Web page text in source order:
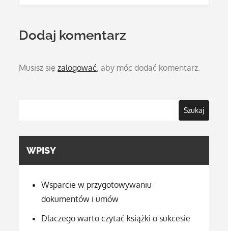
Dodaj komentarz
Musisz sięzalogować, aby móc dodać komentarz.
Szukaj
WPISY
Wsparcie w przygotowywaniu
dokumentów i umów
Dlaczego warto czytać książki o sukcesie